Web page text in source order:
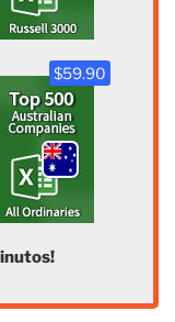
$59.90